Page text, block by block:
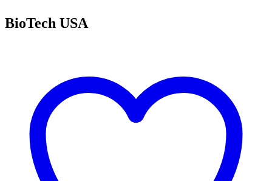
BioTech USA